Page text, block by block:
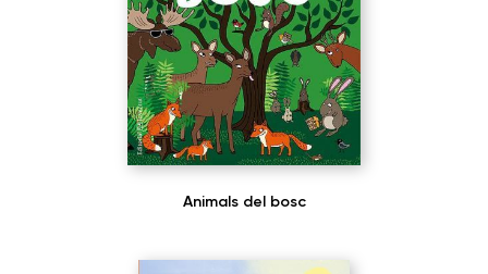
Animals del bosc